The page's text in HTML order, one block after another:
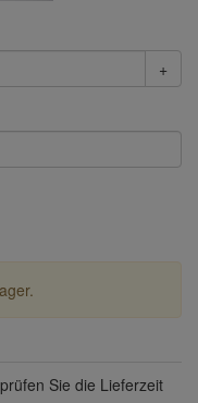
+
Sie die Lieferzeit